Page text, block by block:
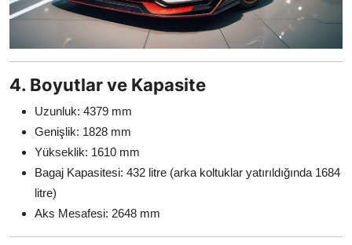
4. Boyutlar ve Kapasite
Uzunluk: 4379 mm
Genişlik: 1828 mm
Yükseklik: 1610 mm
Bagaj Kapasitesi: 432 litre (arka koltuklar yatırıldığında 1684
litre)
Aks Mesafesi: 2648 mm